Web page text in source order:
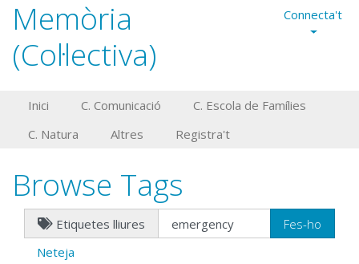
Memòria
(Col·lectiva)
Connecta't
Inici C. Comunicació
C. Escola de Famílies
C. Natura
Altres Registra't
Browse Tags
Etiquetes lliures
Neteja